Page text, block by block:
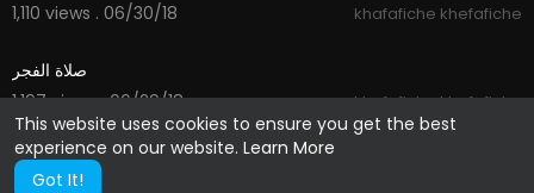
This website uses cookies to ensure you get the best
experience on our website. Learn More
Got It!
1,110 views . 06/30/18
khafafiche khefafiche
صلاة الفجر
1,197 views . 06/29/18
khafafiche khefafiche